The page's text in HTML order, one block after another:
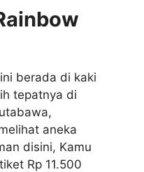
berada di kaki
tepatnya di
aneka
disini, Kamu
Rp 11.500